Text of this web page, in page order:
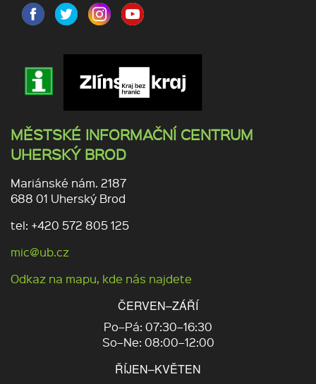
MĚSTSKÉ INFORMAČNÍ CENTRUM
UHERSKÝ BROD
Mariánské nám. 2187
688 01 Uherský Brod
tel: +420 572 805 125
mic@ub.cz
Odkaz na mapu, kde nás najdete
ČERVEN–ZÁŘÍ
Po–Pá: 07:30–16:30
So–Ne: 08:00–12:00
ŘÍJEN–KVĚTEN